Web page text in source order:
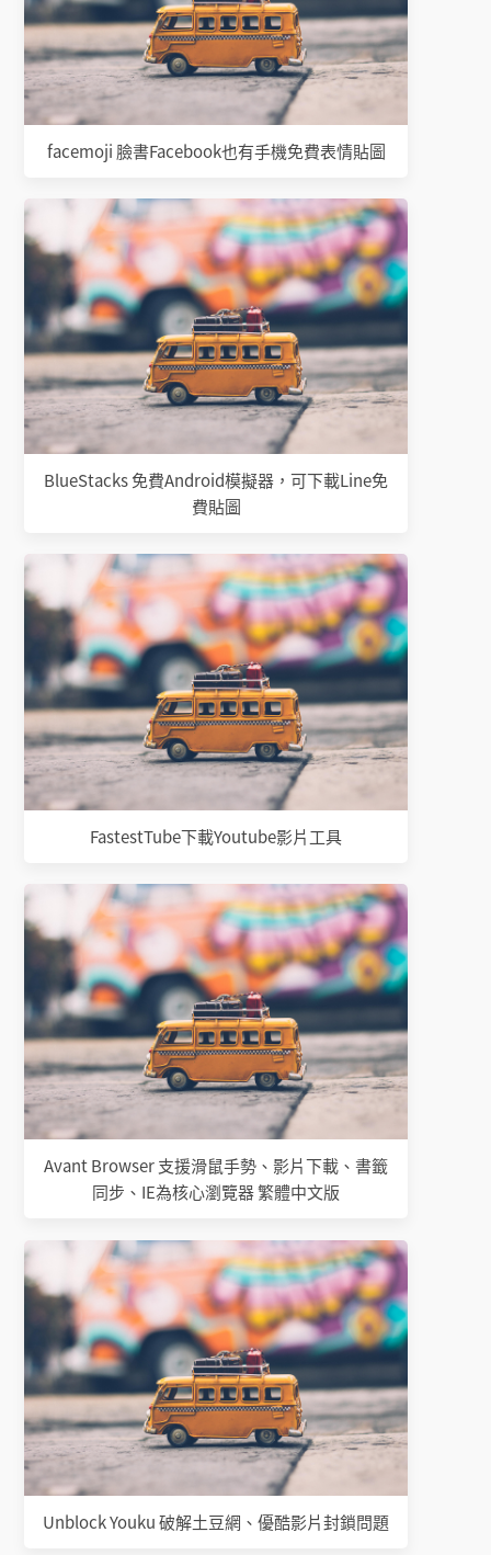
facemoji 臉書Facebook也有手機免費表情貼圖
BlueStacks 免費Android模擬器，可下載Line免
費貼圖
FastestTube下載Youtube影片工具
Avant Browser 支援滑鼠手勢、影片下載、書籤
同步、IE為核心瀏覽器 繁體中文版
Unblock Youku 破解土豆網、優酷影片封鎖問題